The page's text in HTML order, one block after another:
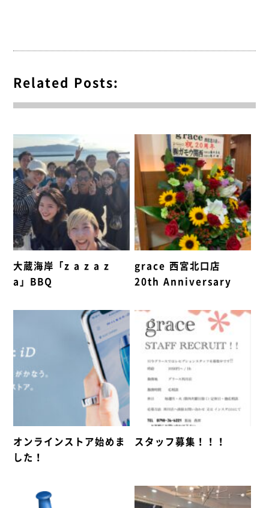
Related Posts:
大蔵海岸「z a z a z
a」BBQ
grace 西宮北口店
20th Anniversary
オンラインストア始めま
した！
スタッフ募集！！！